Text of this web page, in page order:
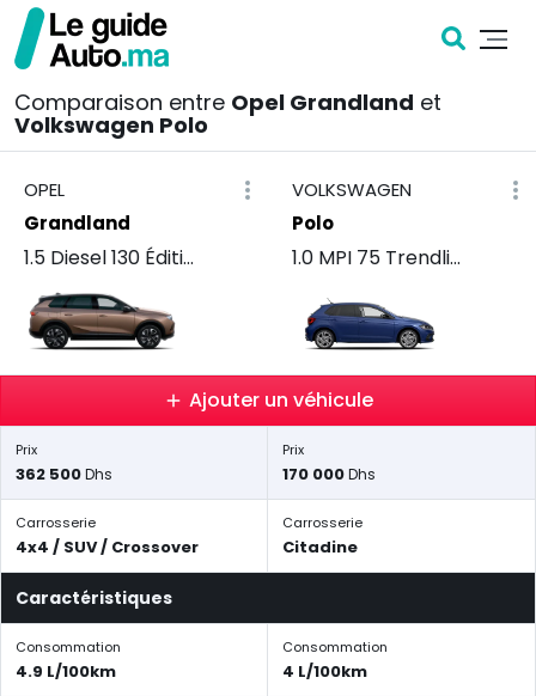
Comparaison entre Opel Grandland et
Volkswagen Polo
OPEL
Grandland
1.5 Diesel 130 Édition BVA
VOLKSWAGEN
Polo
1.0 MPI 75 Trendline
Ajouter un véhicule
Prix
362 500Dhs
Prix
170 000Dhs
Carrosserie
4x4 / SUV / Crossover
Carrosserie
Citadine
Caractéristiques
Consommation
4.9 L/100km
Consommation
4 L/100km